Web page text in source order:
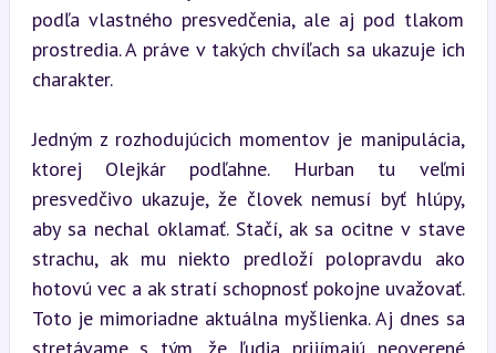
podľa vlastného presvedčenia, ale aj pod tlakom
prostredia. A práve v takých chvíľach sa ukazuje ich
charakter.
Jedným z rozhodujúcich momentov je manipulácia,
ktorej Olejkár podľahne. Hurban tu veľmi
presvedčivo ukazuje, že človek nemusí byť hlúpy,
aby sa nechal oklamať. Stačí, ak sa ocitne v stave
strachu, ak mu niekto predloží polopravdu ako
hotovú vec a ak stratí schopnosť pokojne uvažovať.
Toto je mimoriadne aktuálna myšlienka. Aj dnes sa